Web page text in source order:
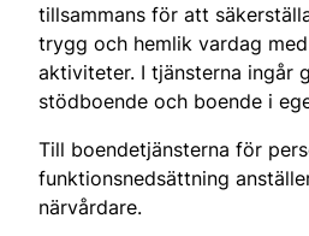
tillsammans för att
trygg och hemlik vardag
aktiviteter. I tjänsterna ingår
stödboende och boende i
Till boendetjänsterna för
funktionsnedsättning
närvårdare.